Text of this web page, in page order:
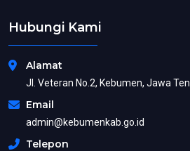
Hubungi Kami
Alamat
Jl. Veteran No.2, Kebumen, Jawa
Email
admin@kebumenkab.go.id
Telepon